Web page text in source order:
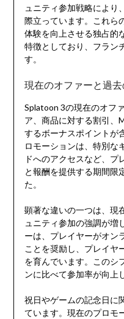
ュニティ参加戦略により
際立っています。これら
体験を向上させる独占的
特徴としており、フラン
す。
現在のオファーと過
Splatoon 3の現在のオフ
ア、商品に対する割引、
するボーナスポイントが
ロモーションは、特別な
ドへのアクセスなど、プ
と報酬を提供する期間限
た。
顕著な違いの一つは、現
ュニティ参加の強調が増
ーは、プレイヤーがオン
ことを奨励し、プレイヤ
を育んでいます。このシ
ンに比べて参加率が向上
祝日やゲームの記念日に
ています。現在のプロモ